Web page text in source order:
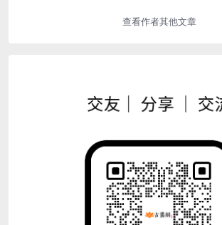
查看作者其他文章